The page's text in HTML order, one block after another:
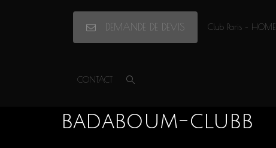
DEMANDE DE DEVIS Club Paris – HOME
CONTACT
badaboum-clubb